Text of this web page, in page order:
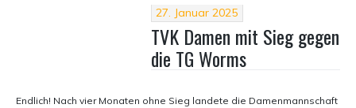
27. Januar 2025
TVK Damen mit Sieg gegen
die TG Worms
Endlich! Nach vier Monaten ohne Sieg landete die Damenmannschaft